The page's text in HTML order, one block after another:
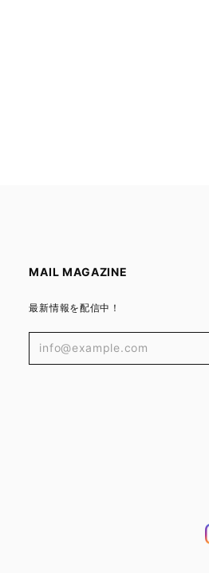
MAIL MAGAZINE
最新情報を配信中！